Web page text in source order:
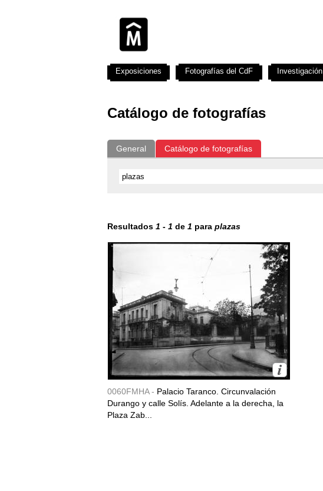
Catálogo de fotografías
General Catálogo de fotografías
Resultados 1 - 1 de 1 para plazas
0060FMHA - Palacio Taranco. Circunvalación
Durango y calle Solís. Adelante a la derecha, la
Plaza Zab...
Exposiciones Fotografías del CdF Investigación